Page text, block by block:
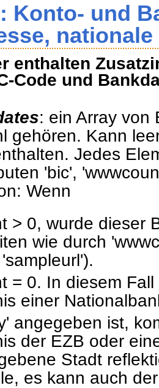
Konto- und
enthalten
Code und
: ein Array von
gehören. Kann
Jedes
'bic',
Wenn
> 0, wurde dieser
wie durch
= 0. In diesem
einer
angegeben ist,
der EZB oder
Stadt
es kann auch